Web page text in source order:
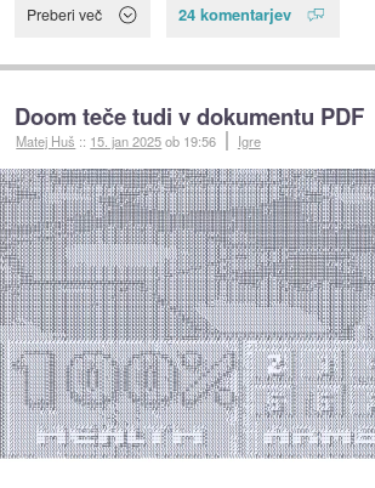
Preberi več 24 komentarjev
Doom teče tudi v dokumentu PDF
Matej Huš :: 15. jan 2025ob 19:56 Igre